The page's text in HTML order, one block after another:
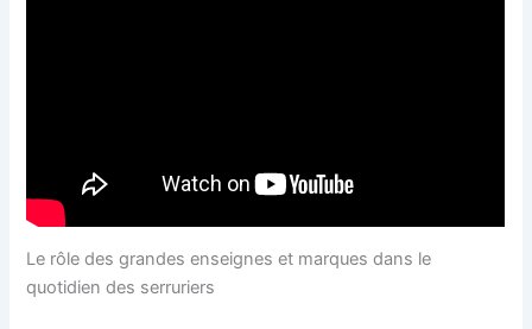
Le rôle des grandes enseignes et marques dans le
quotidien des serruriers